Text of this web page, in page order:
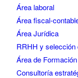
Área laboral
Área fiscal-
Área Jurídica
RRHH y selección
Área de Formación
Consultoría